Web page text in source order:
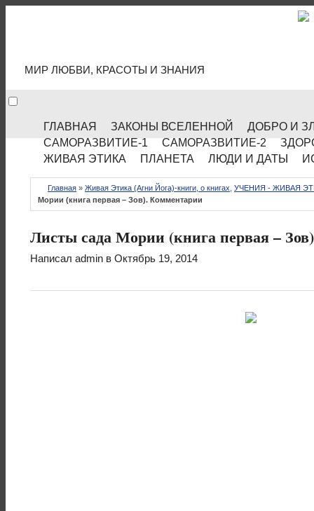
МИР ЛЮБВИ, КРАСОТЫ И ЗНАНИЯ
ГЛАВНАЯ ЗАКОНЫ ВСЕЛЕННОЙ
ДОБРО И
САМОРАЗВИТИЕ-1
САМОРАЗВИТИЕ-2
ЖИВАЯ ЭТИКА
ПЛАНЕТА ЛЮДИ И ДАТЫ
Главная » Живая Этика (Агни Йога)-книги, о книгах УЧЕНИЯ - ЖИВАЯ
Мории (книга первая – Зов). Комментарии
Листы сада Мории (книга первая –
Написал admin в Октябрь 19, 2014